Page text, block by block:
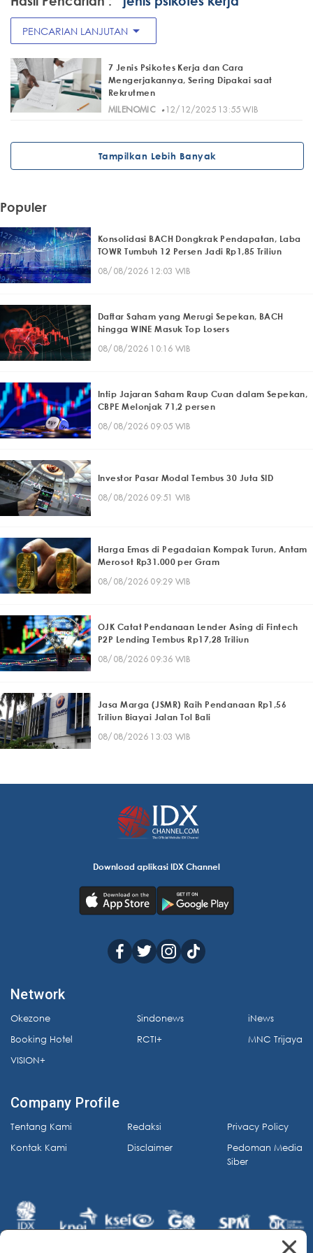
PENCARIAN LANJUTAN arrow_drop_down
7 Jenis Psikotes Kerja dan Cara
Mengerjakannya, Sering Dipakai saat
Rekrutmen
MILENOMIC· 12/12/2025 13:55 WIB
Tampilkan Lebih Banyak
Populer
Konsolidasi BACH Dongkrak Pendapatan, Laba
TOWR Tumbuh 12 Persen Jadi Rp1,85 Triliun
08/08/2026 12:03 WIB
Daftar Saham yang Merugi Sepekan, BACH
hingga WINE Masuk Top Losers
08/08/2026 10:16 WIB
Intip Jajaran Saham Raup Cuan dalam Sepekan,
CBPE Melonjak 71,2 persen
08/08/2026 09:05 WIB
Investor Pasar Modal Tembus 30 Juta SID
08/08/2026 09:51 WIB
Harga Emas di Pegadaian Kompak Turun, Antam
Merosot Rp31.000 per Gram
08/08/2026 09:29 WIB
OJK Catat Pendanaan Lender Asing di Fintech
P2P Lending Tembus Rp17,28 Triliun
08/08/2026 09:36 WIB
Jasa Marga (JSMR) Raih Pendanaan Rp1,56
Triliun Biayai Jalan Tol Bali
08/08/2026 13:03 WIB
Download aplikasi IDX Channel
Network
Okezone
Booking Hotel
VISION+
Sindonews
RCTI+
iNews
MNC Trijaya
Company Profile
Tentang Kami
Kontak Kami
Redaksi
Disclaimer
Privacy Policy
Pedoman Media
Siber